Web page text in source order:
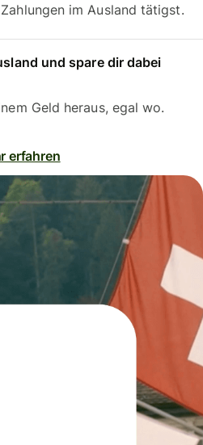
im Ausland tätigst.
und spare dir dabei
Geld heraus, egal wo.
erfahren